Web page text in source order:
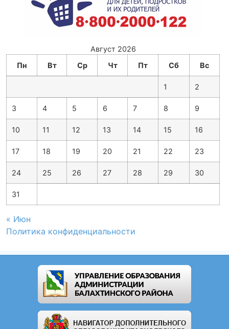
Август 2026
Пн
Вт Ср Чт Пт Сб Вс
1 2
3 4 5 6 7 8 9
10 11 12 13 14 15 16
17 18 19 20 21 22 23
24 25 26 27 28 29 30
31
« Июн
Политика конфиденциальности